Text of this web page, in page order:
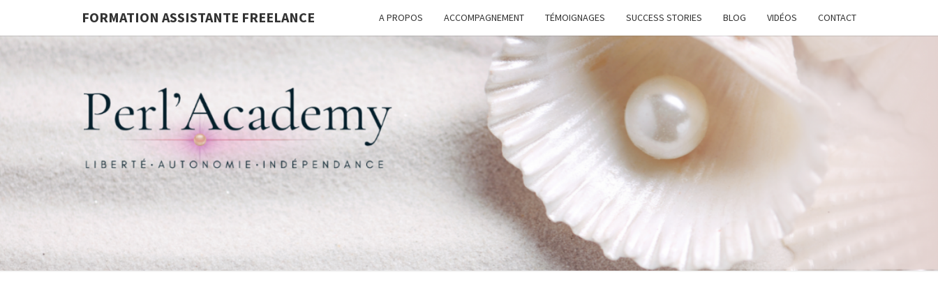
FORMATION ASSISTANTE FREELANCE A PROPOS ACCOMPAGNEMENT TÉMOIGNAGES SUCCESS STORIES BLOG VIDÉOS CONTACT
FORMATION
ASSISTANTE
FREELANCE
G